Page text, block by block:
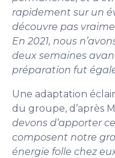
rapidement sur un
découvre pas
En 2021, nous
deux semaines
préparation fut
Une adaptation
du groupe, d’après
devons d’apporter
composent notre
énergie folle chez